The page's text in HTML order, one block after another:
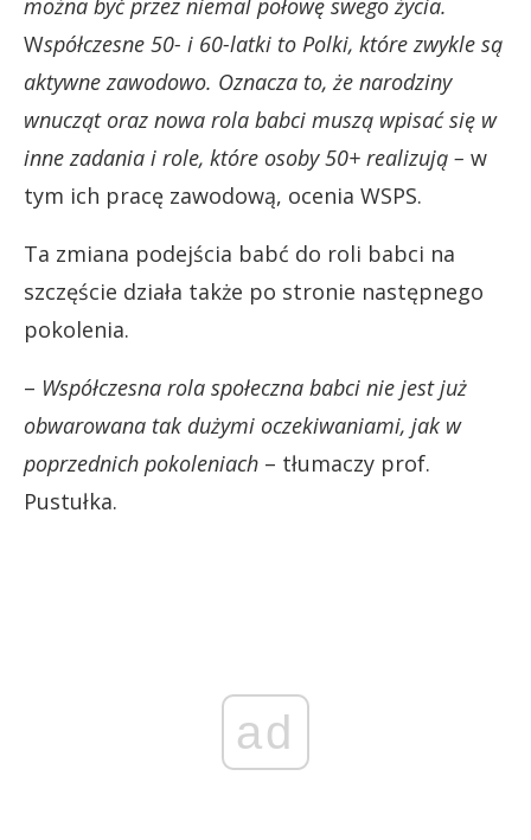
Współczesne 50- i 60-latki to Polki, które zwykle są
aktywne zawodowo. Oznacza to, że narodziny
wnuczątoraz nowa rola babci muszą wpisać się w
inne zadania i role, które osoby 50+ realizują – w
tym ich pracę zawodową, ocenia WSPS.
Ta zmiana podejścia babć do roli babci na
szczęście działa także po stronie następnego
pokolenia.
– Współczesna rola społeczna babci nie jest już
obwarowana tak dużymi oczekiwaniami, jak w
poprzednich pokoleniach – tłumaczy prof.
Pustułka.
ad